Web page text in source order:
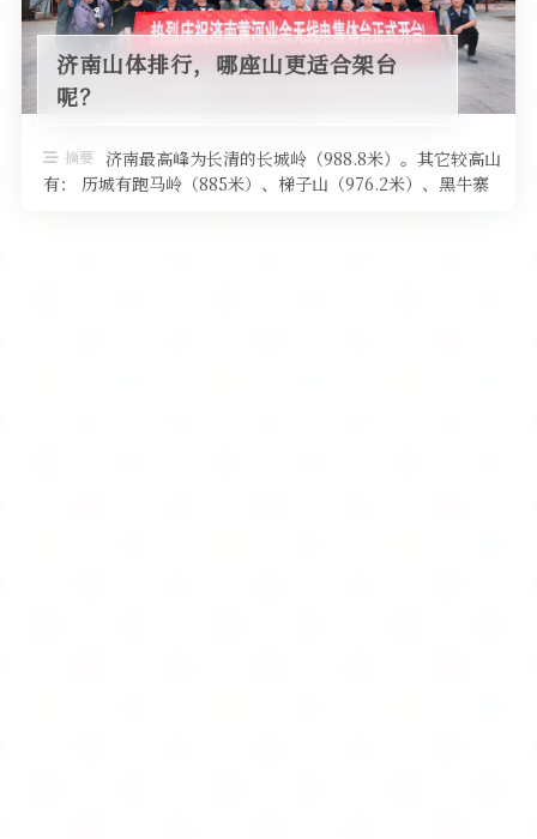
视频资料
软件
摩托车
黄河直播
济南山体排行，哪座山更适合架台
呢？
摘要 济南最高峰为长清的长城岭（988.8米）。其它较高山
有： 历城有跑马岭（885米）、梯子山（976.2米）、黑牛寨